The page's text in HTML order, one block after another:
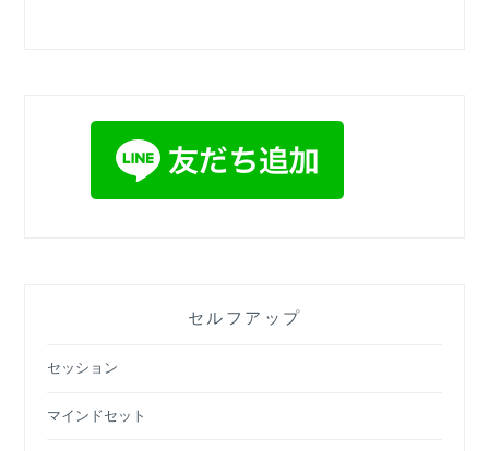
セルフアップ
セッション
マインドセット